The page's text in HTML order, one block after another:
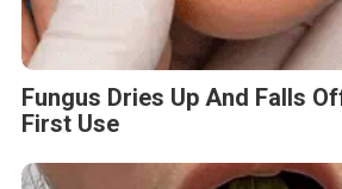
Fungus Dries Up And Falls
First Use